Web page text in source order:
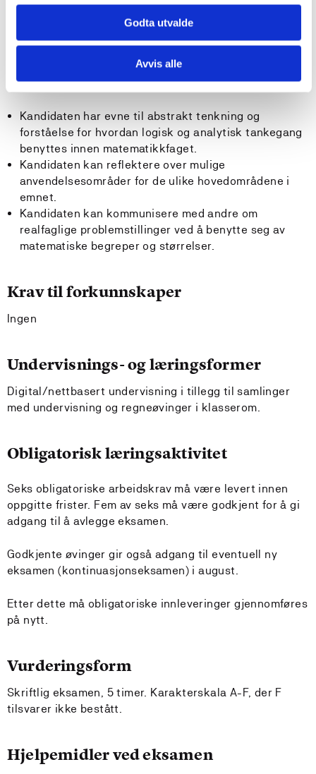
Godta utvalde
Avvis alle
matematisk notasjon.
enkle numeriske beregninger.
Generell kompetanse
Kandidaten har evne til abstrakt tenkning og
forståelse for hvordan logisk og analytisk tankegang
benyttes innen matematikkfaget.
Kandidaten kan reflektere over mulige
anvendelsesområder for de ulike hovedområdene i
emnet.
Kandidaten kan kommunisere med andre om
realfaglige problemstillinger ved å benytte seg av
matematiske begreper og størrelser.
Krav til forkunnskaper
Ingen
Undervisnings- og læringsformer
Digital/nettbasert undervisning i tillegg til samlinger
med undervisning og regneøvinger i klasserom.
Obligatorisk læringsaktivitet
Seks obligatoriske arbeidskrav må være levert innen
oppgitte frister. Fem av seks må være godkjent for å gi
adgang til å avlegge eksamen.
Godkjente øvinger gir også adgang til eventuell ny
eksamen (kontinuasjonseksamen) i august.
Etter dette må obligatoriske innleveringer gjennomføres
på nytt.
Vurderingsform
Skriftlig eksamen, 5 timer. Karakterskala A-F, der F
tilsvarer ikke bestått.
Hjelpemidler ved eksamen